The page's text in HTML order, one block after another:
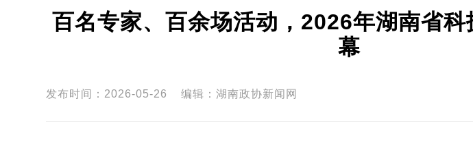
百名专家、百余场活动，2026年湖南省
幕
发布时间：2026-05-26 编辑：湖南政协新闻网